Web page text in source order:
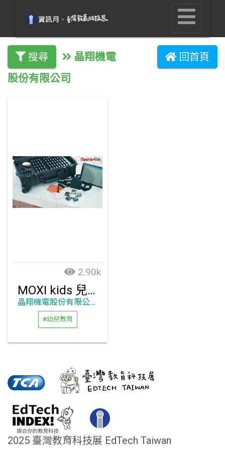
搜尋
晶翔機電
股份有限公司
回首頁
2.90k
MOXI kids 兒童AI體適能訓練系統
晶翔機電股份有限公司
#幼兒教育
2025 臺灣教育科技展 EdTech Taiwan